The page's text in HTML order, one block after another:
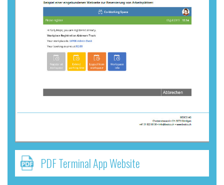
PDF Terminal App Website